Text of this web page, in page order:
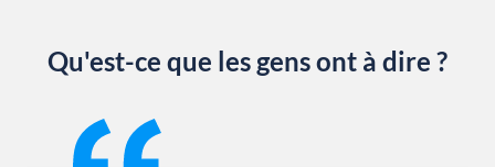
Qu'est-ce que les gens ont à dire ?